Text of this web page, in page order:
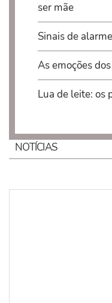
ser mãe
Sinais de
As emoções
Lua de leite: os
NOTÍCIAS